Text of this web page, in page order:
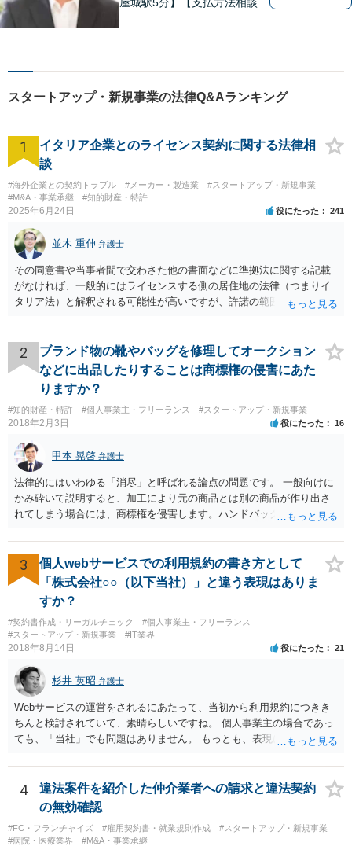
を心がけております。土日
祝・夜間の対応可能です。遠
慮なくお気軽にお問合せくだ
さい。
スタートアップ・新規事業の法律Q&Aランキング
1
イタリア企業とのライセンス契約に関する法律相
談
#海外企業との契約トラブル #メーカー・製造業
#スタートアップ・新規事業
#M&A・事業承継
#知的財産・特許
2025年6月24日 役にたった 241
並木 重伸 弁護士
その同意書や当事者間で交わさた他の書面などに準拠法に関する記載
がなければ、一般的にはライセンスする側の居住地の法律（つまりイ
タリア法）と解釈される可能性が高いですが、許諾の範囲が日本国内
あります。 なお、仮に日本法になるとしても、新しい会社との間で契
約が有効かどうかは、ライセンスされた権利の種類（著作権、商標
権、特許権など）や契約の時期などを見て判断する必要があります。
いずれにせよ具体的事情が分からないと確定的な回答は難しいと思わ
れますので、弁護士に直接相談されることをお勧めします。
2
ブランド物の靴やバッグを修理してオークション
などに出品したりすることは商標権の侵害にあた
りますか？
#知的財産・特許 #個人事業主・フリーランス #スタートアップ・新規事業
2018年2月3日 役にたった 16
甲本 晃啓 弁護士
法律的にはいわゆる「消尽」と呼ばれる論点の問題です。 一般向けに
かみ砕いて説明すると、加工により元の商品とは別の商品が作り出さ
れてしまう場合には、商標権を侵害します。ハンドバッグをポーチに
ための加工（一般にいう修理）は、商標権を侵害しません。 商標権者
は、その商品を売ったときに対価を回収しているので、商標権は用い
尽くされている（用尽、消尽といいます。）と解釈されます。他方
で、商標権者の預かり知らないところで、販売した商品から別の商品
（コピー品やリメイク品）が作りだされてしまうと、その商品が仮に
酷い品質であれば、商標権者のブランドイメージが傷ついてしまいま
すし、その証商標権者にクレームが来てしまいますので、商標権を侵
害します。その商品が流通すれば商標権（ロゴマーク等）に対する一
般消費者の信頼も害することになります。また、本来商標権者に入る
べき利益が入らないことになります。 修理だけではそのような問題は
生じません。
3
個人webサービスでの利用規約の書き方として
「株式会社○○（以下当社）」と違う表現はありま
すか？
#契約書作成・リーガルチェック
#個人事業主・フリーランス
#スタートアップ・新規事業
#IT業界
2018年8月14日 役にたった 21
杉井 英昭 弁護士
Webサービスの運営をされるにあたって、当初から利用規約につきき
ちんと検討されていて、素晴らしいですね。 個人事業主の場合であっ
ても、「当社」でも問題はありません。 もっとも、表現に違和感があ
さんが「ABCウェブサービス」の屋号で事業を運営する際には、「当
社」の代わりに「ABCウェブサービス」とか「ABCWS」を使う等で
4
違法案件を紹介した仲介業者への請求と違法契約
の無効確認
#FC・フランチャイズ #雇用契約書・就業規則作成
#スタートアップ・新規事業
#病院・医療業界
#M&A・事業承継